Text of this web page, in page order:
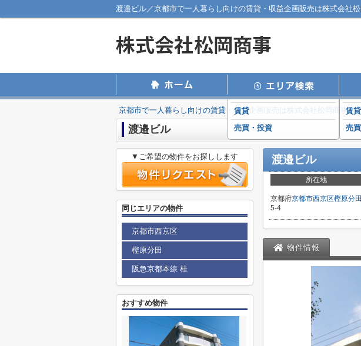
渡邉ビル／京都市で一人暮らし向けの賃貸・収益企画販売は株式会社
賃貸
売買・投資
賃貸
売
京都市で一人暮らし向けの賃貸・収益企画販売は株式会社松岡商事 >
渡邉ビル
渡邉ビル
所在地
京都府京都市西京区樫原分田
5-4
物件情報
▼ご希望の物件をお探しします
同じエリアの物件
京都市西京区
樫原分田
阪急京都本線 桂
おすすめ物件